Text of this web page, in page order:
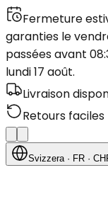
Fermeture
garanties le
passées avant
lundi 17 août.
Livraison
Retours faciles
Svizzera· FR ·